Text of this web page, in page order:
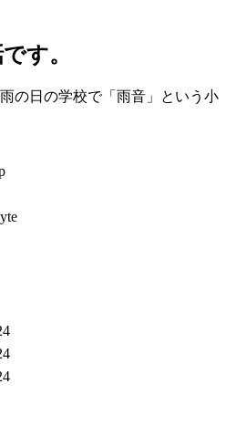
す。
の日の学校で「雨音」という小